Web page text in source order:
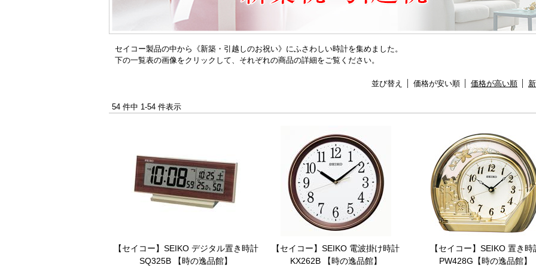
セイコー製品の中から《新築・引越しのお祝い》にふさわしい時計を集めました。
下の一覧表の画像をクリックして、それぞれの商品の詳細をご覧ください。
並び替え 価格が安い順 価格が高い順
54 件中 1-54 件表示
【セイコー】SEIKO デジタル置き時計
SQ325B 【時の逸品館】
【セイコー】SEIKO 電波掛け時計
KX262B 【時の逸品館】
【セイコー】SEIKO 置き時
PW428G【時の逸品館】